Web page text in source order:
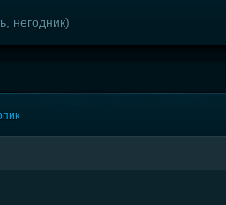
негодник)